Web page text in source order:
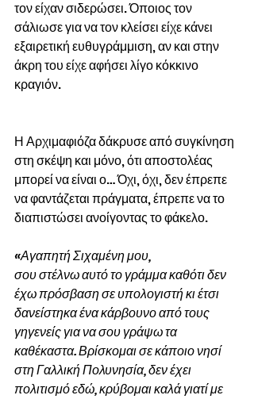
τον είχαν σιδερώσει. Όποιος τον
σάλιωσε για να τον κλείσει είχε κάνει
εξαιρετική ευθυγράμμιση, αν και στην
άκρη του είχε αφήσει λίγο κόκκινο
κραγιόν.
Η Αρχιμαφιόζα δάκρυσε από συγκίνηση
στη σκέψη και μόνο, ότι αποστολέας
μπορεί να είναι ο… Όχι, όχι, δεν έπρεπε
να φαντάζεται πράγματα, έπρεπε να το
διαπιστώσει ανοίγοντας το φάκελο.
«Αγαπητή Σιχαμένη μου,
σου στέλνω αυτό το γράμμα καθότι δεν
έχω πρόσβαση σε υπολογιστή κι έτσι
δανείστηκα ένα κάρβουνο από τους
γηγενείς για να σου γράψω τα
καθέκαστα. Βρίσκομαι σε κάποιο νησί
στη Γαλλική Πολυνησία, δεν έχει
πολιτισμό εδώ, κρύβομαι καλά γιατί με